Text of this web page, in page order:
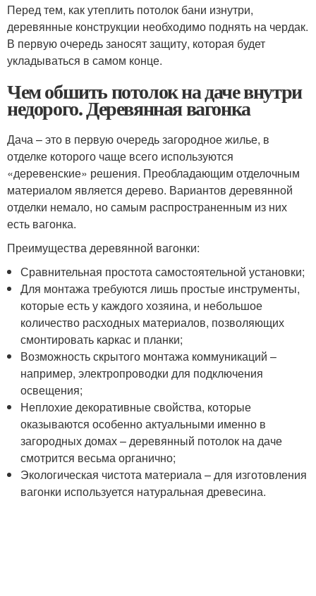
Перед тем, как утеплить потолок бани изнутри,
деревянные конструкции необходимо поднять на чердак.
В первую очередь заносят защиту, которая будет
укладываться в самом конце.
Чем обшить потолок на даче внутри
недорого. Деревянная вагонка
Дача – это в первую очередь загородное жилье, в
отделке которого чаще всего используются
«деревенские» решения. Преобладающим отделочным
материалом является дерево. Вариантов деревянной
отделки немало, но самым распространенным из них
есть вагонка.
Преимущества деревянной вагонки:
Сравнительная простота самостоятельной установки;
Для монтажа требуются лишь простые инструменты,
которые есть у каждого хозяина, и небольшое
количество расходных материалов, позволяющих
смонтировать каркас и планки;
Возможность скрытого монтажа коммуникаций –
например, электропроводки для подключения
освещения;
Неплохие декоративные свойства, которые
оказываются особенно актуальными именно в
загородных домах – деревянный потолок на даче
смотрится весьма органично;
Экологическая чистота материала – для изготовления
вагонки используется натуральная древесина.